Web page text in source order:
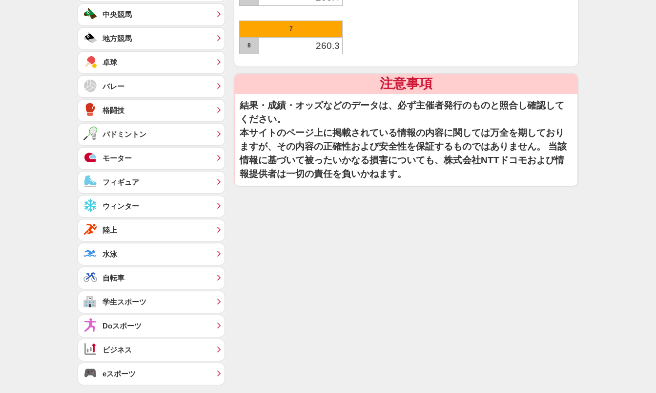
7
8 260.3
注意事項
結果・成績・オッズなどのデータは、必ず主催者発行のものと照合し確認して
ください。
本サイトのページ上に掲載されている情報の内容に関しては万全を期しており
ますが、その内容の正確性および安全性を保証するものではありません。 当該
情報に基づいて被ったいかなる損害についても、株式会社NTTドコモおよび情
報提供者は一切の責任を負いかねます。
中央競馬
地方競馬
卓球
バレー
格闘技
バドミントン
モーター
フィギュア
ウィンター
陸上
水泳
自転車
学生スポーツ
Doスポーツ
ビジネス
eスポーツ